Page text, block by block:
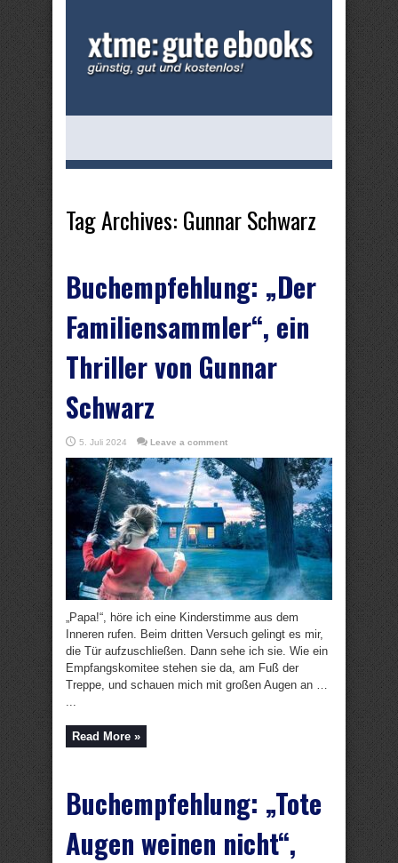
Tag Archives: Gunnar Schwarz
Buchempfehlung: „Der
Familiensammler“, ein
Thriller von Gunnar
Schwarz
5. Juli 2024 Leave a comment
„Papa!“, höre ich eine Kinderstimme aus dem
Inneren rufen. Beim dritten Versuch gelingt es mir,
die Tür aufzuschließen. Dann sehe ich sie. Wie ein
Empfangskomitee stehen sie da, am Fuß der
Treppe, und schauen mich mit großen Augen an …
...
Read More »
Buchempfehlung: „Tote
Augen weinen nicht“,